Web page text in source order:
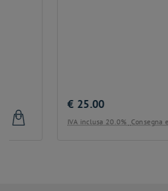
25.00
IVA inclusa 20.0% Consegna esclusa